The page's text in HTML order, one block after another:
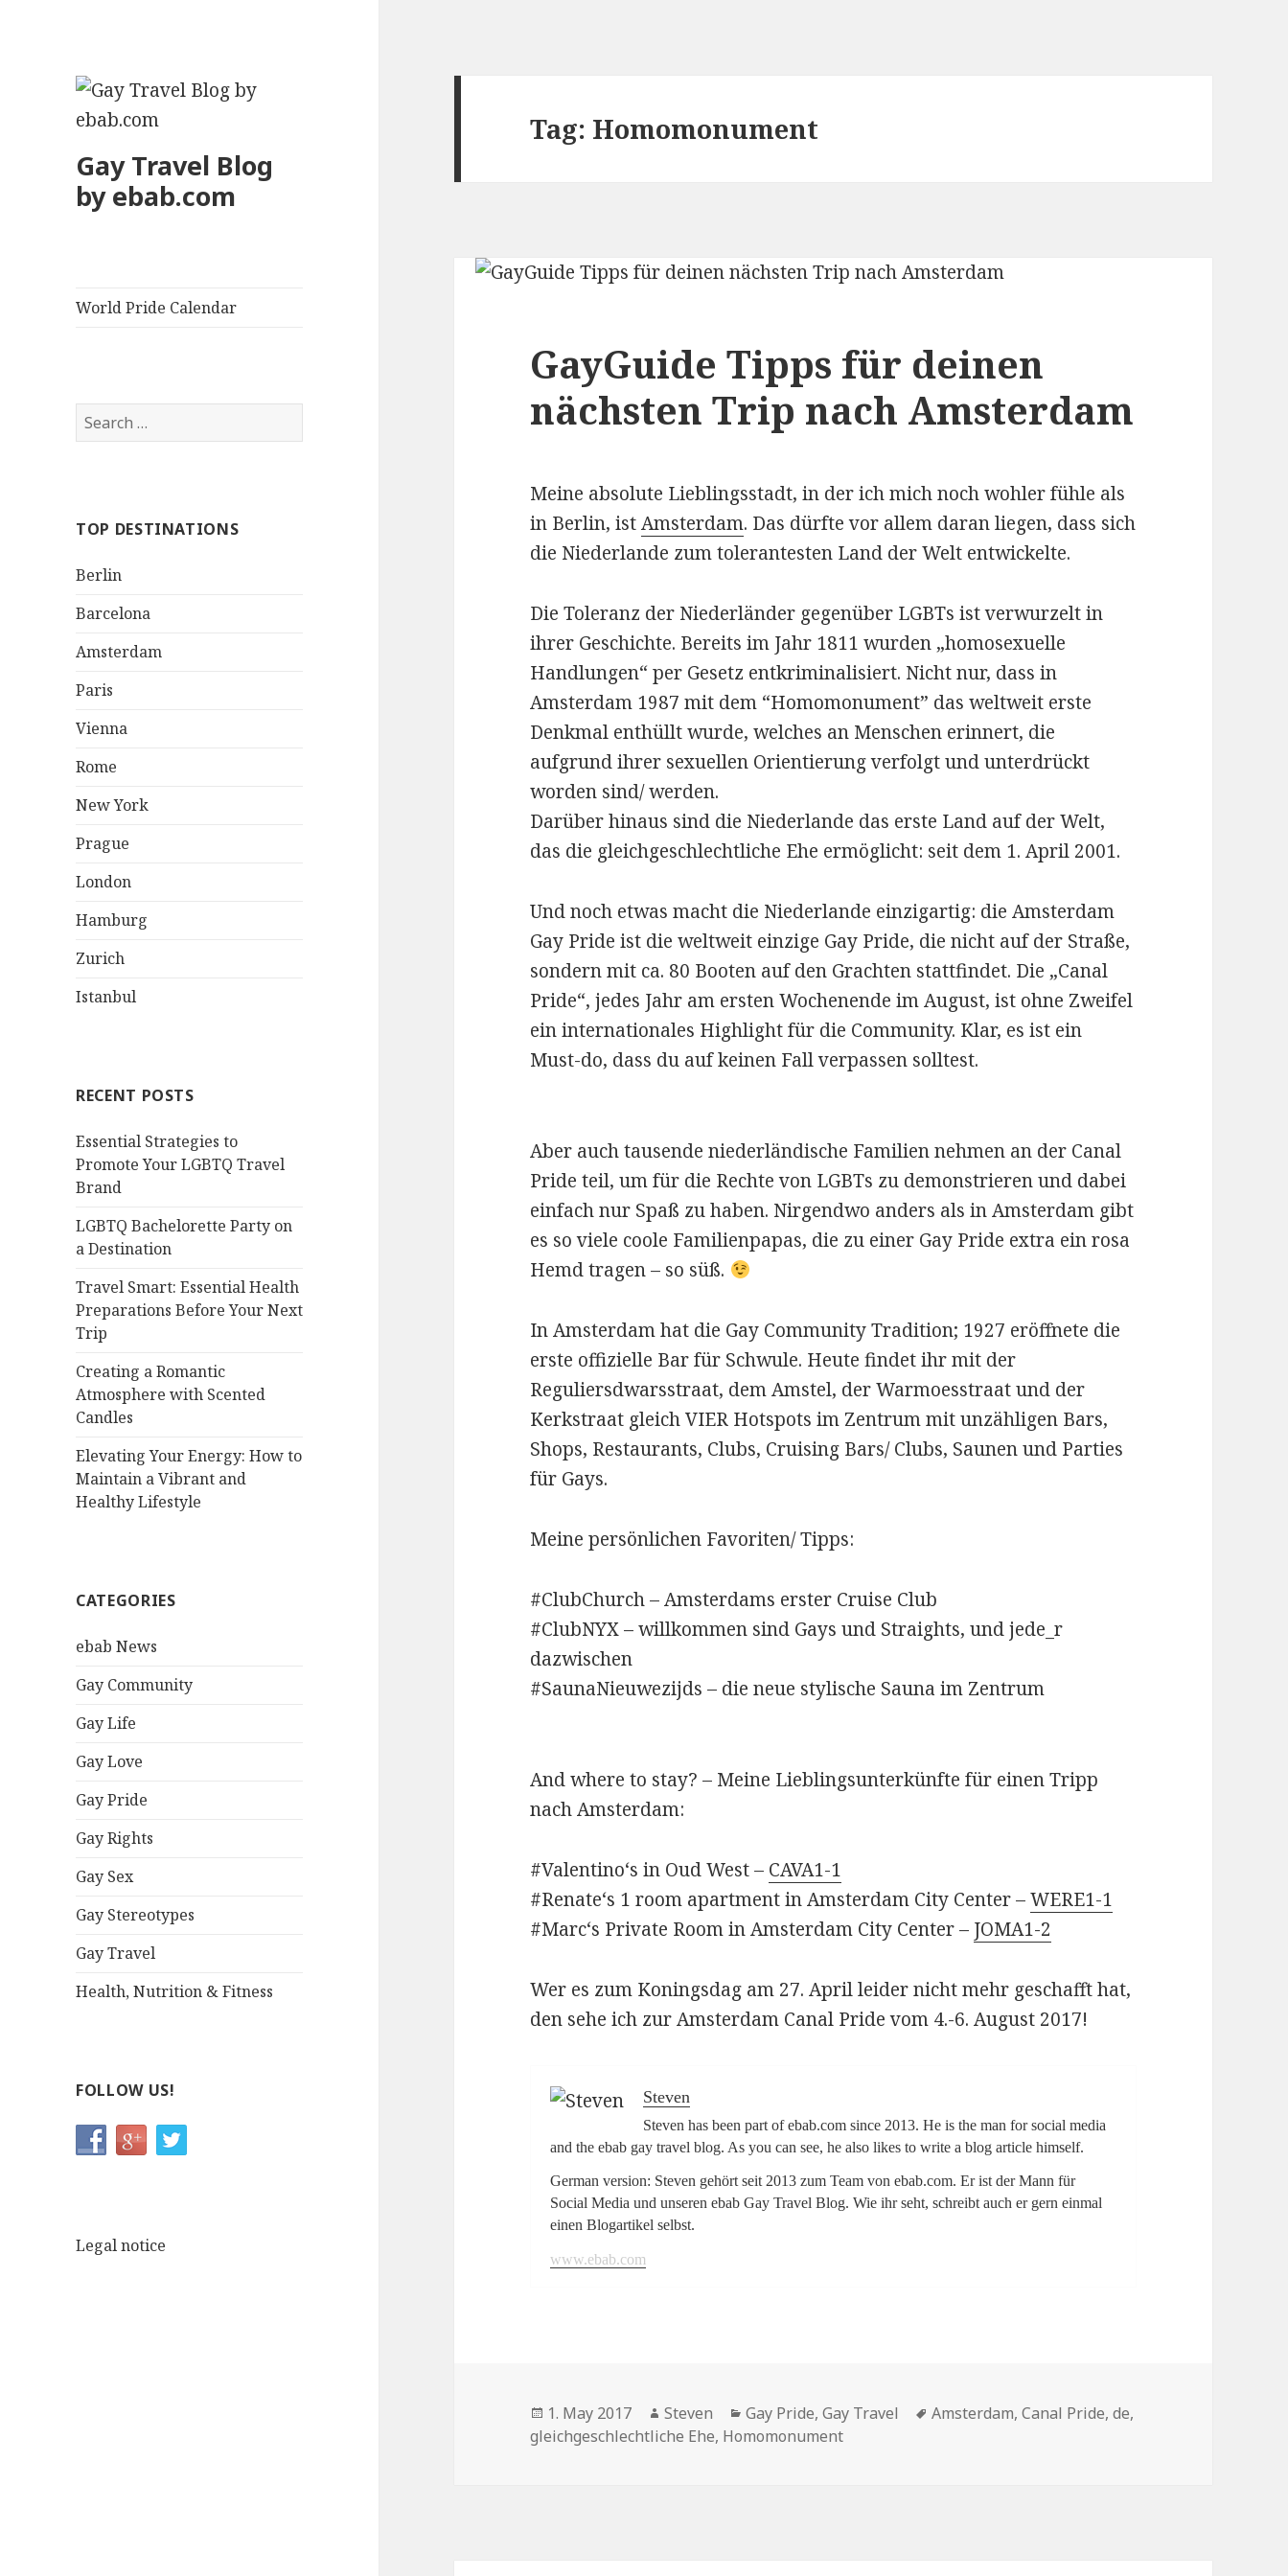
Gay Travel Blog
by ebab.com
World Pride Calendar
S
e
h
o
:
TOP DESTINATIONS
Berlin
Barcelona
Amsterdam
Paris
Vienna
Rome
New York
Prague
London
Hamburg
Zurich
Istanbul
RECENT POSTS
Essential Strategies to
Promote Your LGBTQ Travel
Brand
LGBTQ Bachelorette Party on
a Destination
Travel Smart: Essential Health
Preparations Before Your Next
Trip
Creating a Romantic
Atmosphere with Scented
Candles
Elevating Your Energy: How to
Maintain a Vibrant and
Healthy Lifestyle
CATEGORIES
ebab News
Gay Community
Gay Life
Gay Love
Gay Pride
Gay Rights
Gay Sex
Gay Stereotypes
Gay Travel
Health, Nutrition & Fitness
FOLLOW US!
Legal notice
Tag: Homomonument
GayGuide Tipps für deinen
nächsten Trip nach Amsterdam
Meine absolute Lieblingsstadt, in der ich mich noch wohler fühle als
in Berlin, istAmsterdam. Das dürfte vor allem daran liegen, dass sich
die Niederlande zum tolerantesten Land der Welt entwickelte.
Die Toleranz der Niederländer gegenüber LGBTs ist verwurzelt in
ihrer Geschichte. Bereits im Jahr 1811 wurden „homosexuelle
Handlungen“ per Gesetz entkriminalisiert. Nicht nur, dass in
Amsterdam 1987 mit dem “Homomonument” das weltweit erste
Denkmal enthüllt wurde, welches an Menschen erinnert, die
aufgrund ihrer sexuellen Orientierung verfolgt und unterdrückt
worden sind/ werden.
Darüber hinaus sind die Niederlande das erste Land auf der Welt,
das die gleichgeschlechtliche Ehe ermöglicht: seit dem 1. April 2001.
Und noch etwas macht die Niederlande einzigartig: die Amsterdam
Gay Pride ist die weltweit einzige Gay Pride, die nicht auf der Straße,
sondern mit ca. 80 Booten auf den Grachten stattfindet. Die „Canal
Pride“, jedes Jahr am ersten Wochenende im August, ist ohne Zweifel
ein internationales Highlight für die Community. Klar, es ist ein
Must-do, dass du auf keinen Fall verpassen solltest.
Aber auch tausende niederländische Familien nehmen an der Canal
Pride teil, um für die Rechte von LGBTs zu demonstrieren und dabei
einfach nur Spaß zu haben. Nirgendwo anders als in Amsterdam gibt
es so viele coole Familienpapas, die zu einer Gay Pride extra ein rosa
Hemd tragen – so süß.
In Amsterdam hat die Gay Community Tradition; 1927 eröffnete die
erste offizielle Bar für Schwule. Heute findet ihr mit der
Reguliersdwarsstraat, dem Amstel, der Warmoesstraat und der
Kerkstraat gleich VIER Hotspots im Zentrum mit unzähligen Bars,
Shops, Restaurants, Clubs, Cruising Bars/ Clubs, Saunen und Parties
für Gays.
Meine persönlichen Favoriten/ Tipps:
#ClubChurch – Amsterdams erster Cruise Club
#ClubNYX – willkommen sind Gays und Straights, und jede_r
dazwischen
#SaunaNieuwezijds – die neue stylische Sauna im Zentrum
And where to stay? – Meine Lieblingsunterkünfte für einen Tripp
nach Amsterdam:
#Valentino‘s in Oud West – CAVA1-1
#Renate‘s 1 room apartment in Amsterdam City Center –WERE1-1
#Marc‘s Private Room in Amsterdam City Center – JOMA1-2
Wer es zum Koningsdag am 27. April leider nicht mehr geschafft hat,
den sehe ich zur Amsterdam Canal Pride vom 4.-6. August 2017!
Steven
Steven has been part of ebab.com since 2013. He is the man for social media
and the ebab gay travel blog. As you can see, he also likes to write a blog article himself.
German version: Steven gehört seit 2013 zum Team von ebab.com. Er ist der Mann für
Social Media und unseren ebab Gay Travel Blog. Wie ihr seht, schreibt auch er gern einmal
einen Blogartikel selbst.
www.ebab.com
Posted
on
1. May 2017 Author
Steven Categories
Gay Pride,Gay Travel Tags
Amsterdam,Canal Pride,de,
gleichgeschlechtliche Ehe, Homomonument